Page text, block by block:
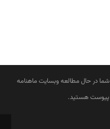
شما در حال مطالعه وبسایت ماهنامه
پیوست هستید.